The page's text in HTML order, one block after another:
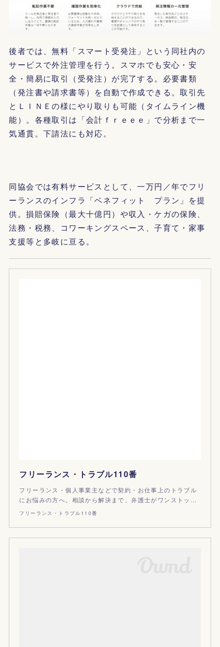
後者では、無料「スマート受発注」という同社内の
サービスで外注管理を行う。スマホでも安心・安
全・簡易に取引（受発注）が完了する。必要書類
（発注書や請求書等）を自動で作成できる。取引先
とＬＩＮＥの様にやり取りも可能（タイムライン機
能）。各種取引は「会計ｆｒｅｅｅ」で分析まで一
気通貫。下請法にも対応。
同協会では有料サービスとして、一万円／年でフリ
ーランスのインフラ「ベネフィット プラン」を提
供。損賠保険（最大十億円）や収入・ケガの保険、
法務・税務、コワーキングスペース、子育て・家事
支援等と多岐に亘る。
フリーランス・トラブル110番
フリーランス・個人事業主などで契約・お仕事上のトラブル
にお悩みの方へ。相談から解決まで、弁護士がワンストッ…
フリーランス・トラブル110番